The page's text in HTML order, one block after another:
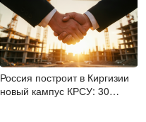
Россия построит в Киргизии
новый кампус КРСУ: 30